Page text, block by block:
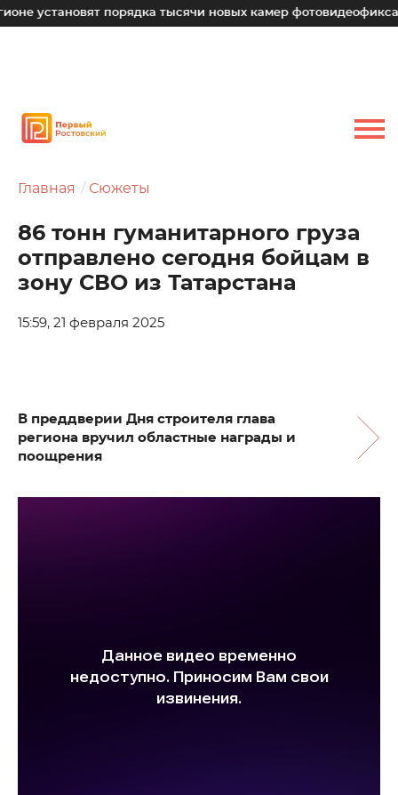
порядка тысячи новых камер фотовидеофиксации
Главная Сюжеты
86 тонн гуманитарного груза
отправлено сегодня бойцам в
зону СВО из Татарстана
15:59, 21 февраля 2025
В преддверии Дня строителя глава
региона вручил областные награды и
поощрения